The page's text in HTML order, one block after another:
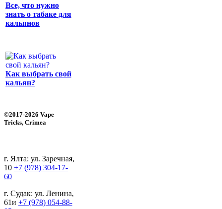
Все, что нужно
знать о табаке для
кальянов
Как выбрать свой
кальян?
©2017-2026 Vape
Tricks, Crimea
г. Ялта: ул. Заречная,
10 +7 (978) 304-17-
60
г. Судак: ул. Ленина,
61и +7 (978) 054-88-